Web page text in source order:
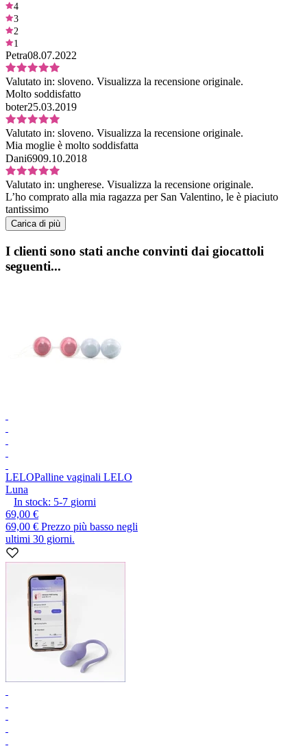
4
3
2
1
Petra08.07.2022
Valutato in: sloveno. Visualizza la recensione originale.
Molto soddisfatto
boter25.03.2019
Valutato in: sloveno. Visualizza la recensione originale.
Mia moglie è molto soddisfatta
Dani6909.10.2018
Valutato in: ungherese. Visualizza la recensione originale.
L’ho comprato alla mia ragazza per San Valentino, le è piaciuto
tantissimo
Carica di più
I clienti sono stati anche convinti dai giocattoli
seguenti...
LELOPalline vaginali LELO
Luna
In stock: 5-7 giorni
69,00 €
69,00 € Prezzo più basso negli
ultimi 30 giorni.